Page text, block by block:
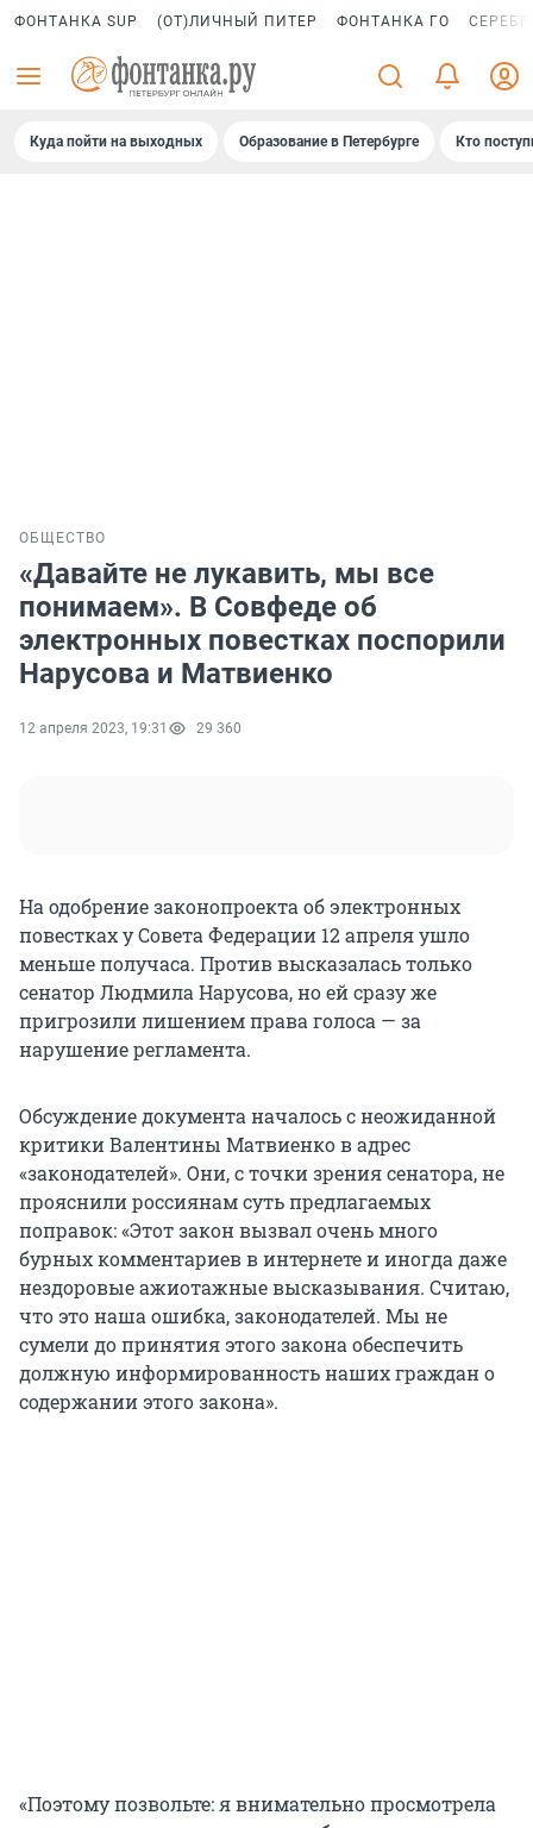
ФОНТАНКА SUP (ОТ)ЛИЧНЫЙ ПИТЕР ФОНТАНКА ГО
Куда пойти на выходных Образование в Петербурге Кто
ОБЩЕСТВО
«Давайте не лукавить, мы все
понимаем». В Совфеде об
электронных повестках поспорили
Нарусова и Матвиенко
12 апреля 2023, 19:31 29 360
На одобрение законопроекта об электронных
повестках у Совета Федерации 12 апреля ушло
меньше получаса. Против высказалась только
сенатор Людмила Нарусова, но ей сразу же
пригрозили лишением права голоса — за
нарушение регламента.
Обсуждение документа началось с неожиданной
критики Валентины Матвиенко в адрес
«законодателей». Они, с точки зрения сенатора, не
прояснили россиянам суть предлагаемых
поправок: «Этот закон вызвал очень много
бурных комментариев в интернете и иногда даже
нездоровые ажиотажные высказывания. Считаю,
что это наша ошибка, законодателей. Мы не
сумели до принятия этого закона обеспечить
должную информированность наших граждан о
содержании этого закона».
«Поэтому позвольте: я внимательно просмотрела